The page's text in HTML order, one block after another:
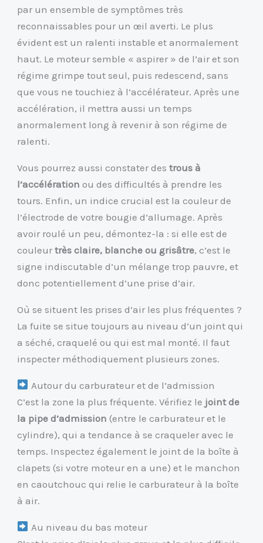
par un ensemble de symptômes très
reconnaissables pour un œil averti. Le plus
évident est un ralenti instable et anormalement
haut. Le moteur semble « aspirer » de l’air et son
régime grimpe tout seul, puis redescend, sans
que vous ne touchiez à l’accélérateur. Après une
accélération, il mettra aussi un temps
anormalement long à revenir à son régime de
ralenti.
Vous pourrez aussi constater destrous à
l’accélération ou des difficultés à prendre les
tours. Enfin, un indice crucial est la couleur de
l’électrode de votre bougie d’allumage. Après
avoir roulé un peu, démontez-la : si elle est de
couleurtrès claire, blanche ou grisâtre, c’est le
signe indiscutable d’un mélange trop pauvre, et
donc potentiellement d’une prise d’air.
Où se situent les prises d’air les plus fréquentes ?
La fuite se situe toujours au niveau d’un joint qui
a séché, craquelé ou qui est mal monté. Il faut
inspecter méthodiquement plusieurs zones.
​ Autour du carburateur et de l’admission
C’est la zone la plus fréquente. Vérifiez le joint de
la pipe d’admission (entre le carburateur et le
cylindre), qui a tendance à se craqueler avec le
temps. Inspectez également le joint de la boîte à
clapets (si votre moteur en a une) et le manchon
en caoutchouc qui relie le carburateur à la boîte
à air.
​ Au niveau du bas moteur